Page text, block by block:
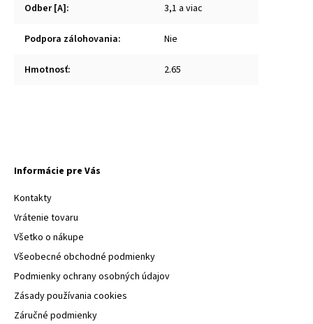
Odber [A]: 3,1 a viac
Podpora zálohovania: Nie
Hmotnosť: 2.65
Informácie pre Vás
Kontakty
Vrátenie tovaru
Všetko o nákupe
Všeobecné obchodné podmienky
Podmienky ochrany osobných údajov
Zásady používania cookies
Záručné podmienky